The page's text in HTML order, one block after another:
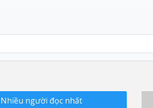
Nhiều người đọc nhất